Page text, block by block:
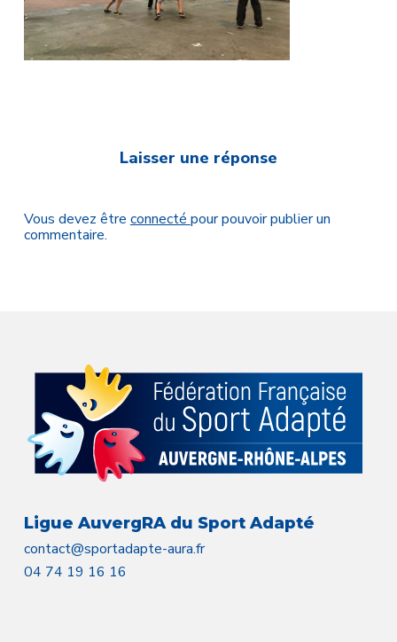
Laisser une réponse
Vous devez être connecté pour pouvoir publier un
commentaire.
Ligue AuvergRA du Sport Adapté
contact@sportadapte-aura.fr
04 74 19 16 16